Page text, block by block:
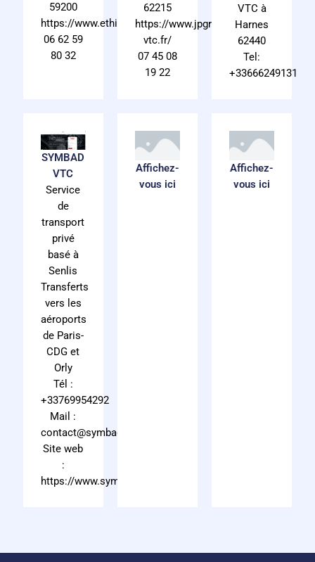
59200
https://www.ethicsmobility.fr/
06 62 59
80 32
62215
https://www.jpgr-
vtc.fr/
07 45 08
19 22
VTC à
Harnes
62440
Tel:
+33666249131
SYMBAD
VTC
Service
de
transport
privé
basé à
Senlis
Transferts
vers les
aéroports
de Paris-
CDG et
Orly
Tél :
+33769954292
Mail :
contact@symbadvtc.fr
Site web
:
https://www.symbadvtc.fr/
Affichez-
vous ici
Affichez-
vous ici